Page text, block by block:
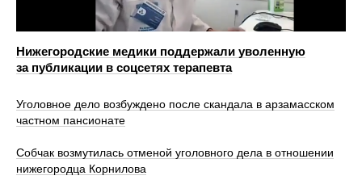
Нижегородские медики поддержали уволенную
за публикации в соцсетях терапевта
Уголовное дело возбуждено после скандала в арзамасском
частном пансионате
Собчак возмутилась отменой уголовного дела в отношении
нижегородца Корнилова